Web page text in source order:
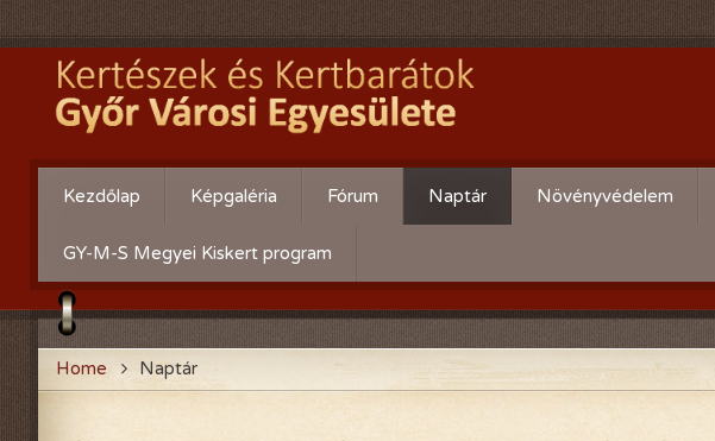
Kezdőlap Képgaléria
Évente:
2024-évi események
Fórum Naptár Növényvédelem
GY-M-S Megyei Kiskert program
Home Naptár